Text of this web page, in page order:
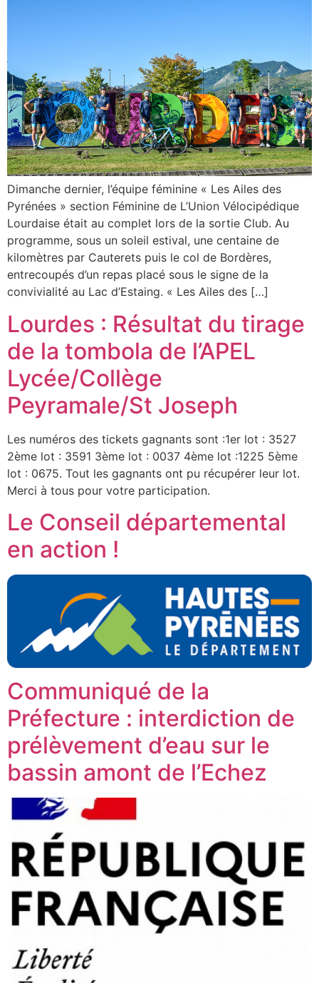
Dimanche dernier, l’équipe féminine « Les Ailes des
Pyrénées » section Féminine de L’Union Vélocipédique
Lourdaise était au complet lors de la sortie Club. Au
programme, sous un soleil estival, une centaine de
kilomètres par Cauterets puis le col de Bordères,
entrecoupés d’un repas placé sous le signe de la
convivialité au Lac d’Estaing. « Les Ailes des […]
Lourdes : Résultat du tirage
de la tombola de l’APEL
Lycée/Collège
Peyramale/St Joseph
Les numéros des tickets gagnants sont :1er lot : 3527
2ème lot : 3591 3ème lot : 0037 4ème lot :1225 5ème
lot : 0675. Tout les gagnants ont pu récupérer leur lot.
Merci à tous pour votre participation.
Le Conseil départemental
en action !
Communiqué de la
Préfecture : interdiction de
prélèvement d’eau sur le
bassin amont de l’Echez